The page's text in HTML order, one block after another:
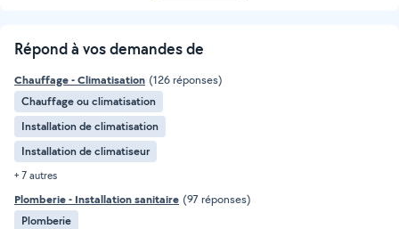
Répond à vos demandes de
Chauffage - Climatisation (126 réponses)
Chauffage ou climatisation
Installation de climatisation
Installation de climatiseur
+ 7 autres
Plomberie - Installation sanitaire (97 réponses)
Plomberie